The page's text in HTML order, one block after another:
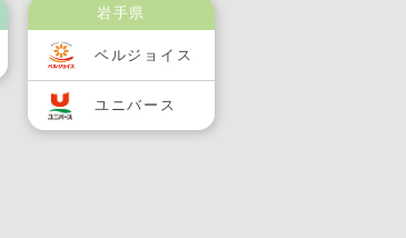
岩手県
ベルジョイス
ユニバース